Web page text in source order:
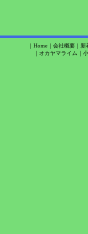
｜ Home｜ 会社概要｜ 新
｜ オカヤマライム ｜